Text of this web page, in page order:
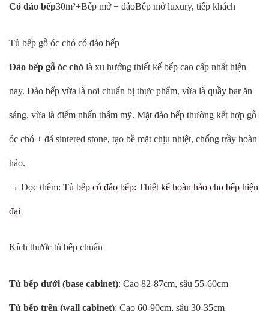
Có đảo bếp30m²+Bếp mở + đảoBếp mở luxury, tiếp khách
Tủ bếp gỗ óc chó có đảo bếp
Đảo bếp gỗ óc chó là xu hướng thiết kế bếp cao cấp nhất hiện
nay. Đảo bếp vừa là nơi chuẩn bị thực phẩm, vừa là quầy bar ăn
sáng, vừa là điểm nhấn thẩm mỹ. Mặt đảo bếp thường kết hợp gỗ
óc chó + đá sintered stone, tạo bề mặt chịu nhiệt, chống trầy hoàn
hảo.
→ Đọc thêm: Tủ bếp có đảo bếp: Thiết kế hoàn hảo cho bếp hiện
đại
Kích thước tủ bếp chuẩn
Tủ bếp dưới (base cabinet): Cao 82-87cm, sâu 55-60cm
Tủ bếp trên (wall cabinet): Cao 60-90cm, sâu 30-35cm